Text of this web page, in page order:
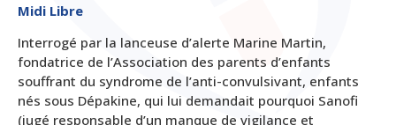
Midi Libre
Interrogé par la lanceuse d’alerte Marine Martin,
fondatrice de l’Association des parents d’enfants
souffrant du syndrome de l’anti-convulsivant, enfants
nés sous Dépakine, qui lui demandait pourquoi Sanofi
(jugé responsable d’un manque de vigilance et